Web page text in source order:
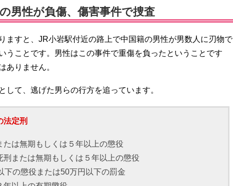
男性が負傷、傷害事件で捜査
ますと、JR小岩駅付近の路上で中国籍の男性が男数人に刃物で
うことです。男性はこの事件で重傷を負ったということです
ありません。
して、逃げた男らの行方を追っています。
法定刑
は無期もしくは５年以上の懲役
または無期もしくは５年以上の懲役
の懲役または50万円以下の罰金